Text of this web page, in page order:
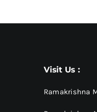
Visit Us :
Ramakrishna